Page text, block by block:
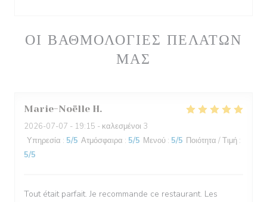
ΟΙ ΒΑΘΜΟΛΟΓΊΕΣ ΠΕΛΑΤΏΝ
ΜΑΣ
Marie-Noëlle H
2026-07-07 - 19:15 - καλεσμένοι 3
Υπηρεσία : 5/5 Ατμόσφαιρα : 5/5 Μενού : 5/5 Ποιότητα / Τιμή :
5/5
Tout était parfait. Je recommande ce restaurant. Les